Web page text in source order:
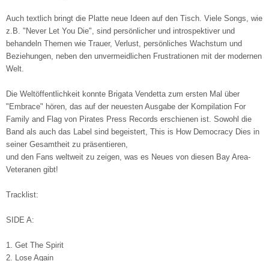
Auch textlich bringt die Platte neue Ideen auf den Tisch. Viele Songs, wie
z.B. "Never Let You Die", sind persönlicher und introspektiver und
behandeln Themen wie Trauer, Verlust, persönliches Wachstum und
Beziehungen, neben den unvermeidlichen Frustrationen mit der modernen
Welt.
Die Weltöffentlichkeit konnte Brigata Vendetta zum ersten Mal über
"Embrace" hören, das auf der neuesten Ausgabe der Kompilation For
Family and Flag von Pirates Press Records erschienen ist. Sowohl die
Band als auch das Label sind begeistert, This is How Democracy Dies in
seiner Gesamtheit zu präsentieren,
und den Fans weltweit zu zeigen, was es Neues von diesen Bay Area-
Veteranen gibt!
Tracklist:
SIDE A:
1. Get The Spirit
2. Lose Again